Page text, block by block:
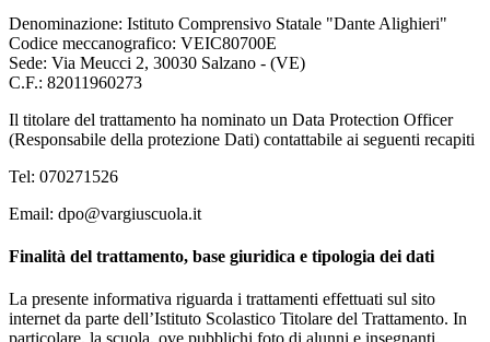
Denominazione: Istituto Comprensivo Statale "Dante Alighieri"
Codice meccanografico: VEIC80700E
Sede: Via Meucci 2, 30030 Salzano - (VE)
C.F.: 82011960273
Il titolare del trattamento ha nominato un Data Protection Officer
(Responsabile della protezione Dati) contattabile ai seguenti recapiti
Tel: 070271526
Email: dpo@vargiuscuola.it
Finalità del trattamento, base giuridica e tipologia dei dati
La presente informativa riguarda i trattamenti effettuati sul sito
internet da parte dell’Istituto Scolastico Titolare del Trattamento. In